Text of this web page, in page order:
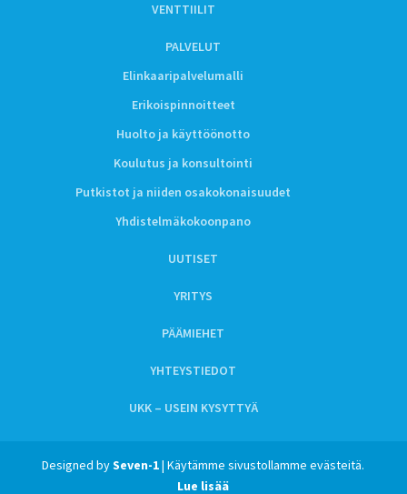
VENTTIILIT
PALVELUT
Elinkaaripalvelumalli
Erikoispinnoitteet
Huolto ja käyttöönotto
Koulutus ja konsultointi
Putkistot ja niiden osakokonaisuudet
Yhdistelmäkokoonpano
UUTISET
YRITYS
PÄÄMIEHET
YHTEYSTIEDOT
UKK – USEIN KYSYTTYÄ
Designed bySeven-1| Käytämme sivustollamme evästeitä.
Lue lisää